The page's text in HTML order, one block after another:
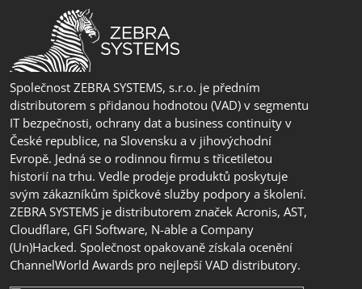
Společnost ZEBRA SYSTEMS, s.r.o. je předním
distributorem s přidanou hodnotou (VAD) v segmentu
IT bezpečnosti, ochrany dat a business continuity v
České republice, na Slovensku a v jihovýchodní
Evropě. Jedná se o rodinnou firmu s třicetiletou
historií na trhu. Vedle prodeje produktů poskytuje
svým zákazníkům špičkové služby podpory a školení.
ZEBRA SYSTEMS je distributorem značek Acronis, AST,
Cloudflare, GFI Software, N-able a Company
(Un)Hacked. Společnost opakovaně získala ocenění
ChannelWorld Awards pro nejlepší VAD distributory.